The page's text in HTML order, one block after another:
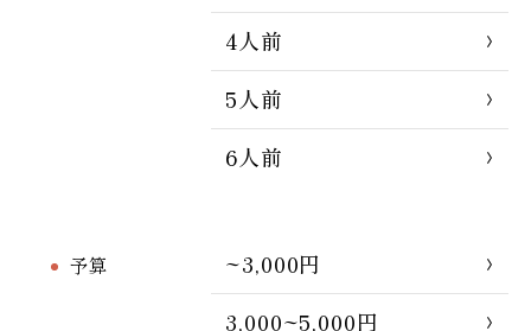
4人前
5人前
6人前
予算
~3,000円
3,000~5,000円